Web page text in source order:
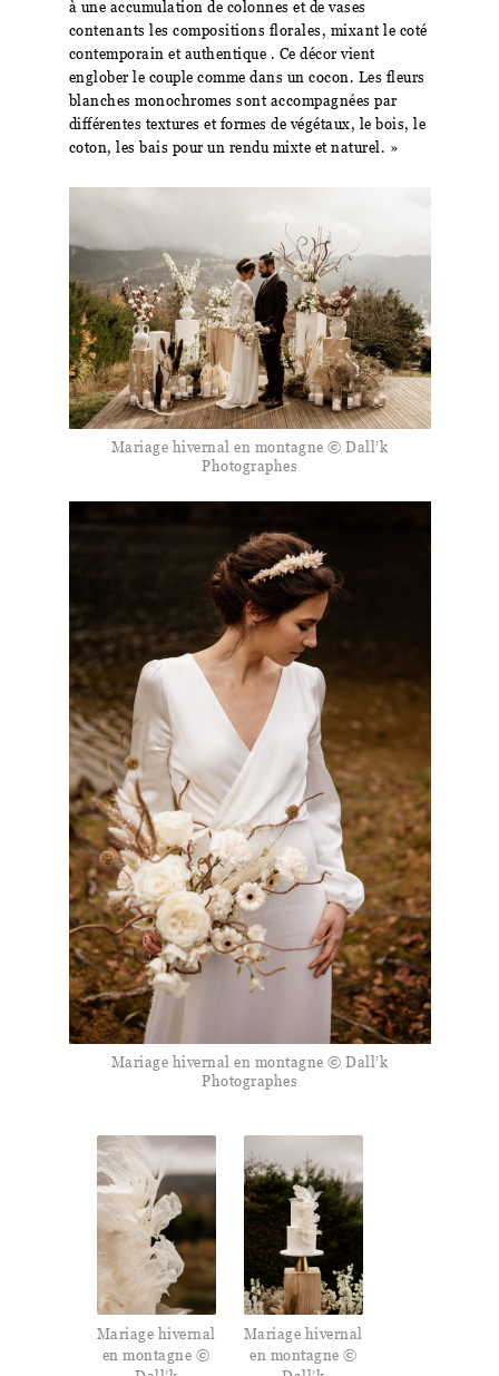
à une accumulation de colonnes et de vases
contenants les compositions florales, mixant le coté
contemporain et authentique . Ce décor vient
englober le couple comme dans un cocon. Les fleurs
blanches monochromes sont accompagnées par
différentes textures et formes de végétaux, le bois, le
coton, les bais pour un rendu mixte et naturel. »
Mariage hivernal en montagne © Dall’k
Photographes
Mariage hivernal en montagne © Dall’k
Photographes
Mariage hivernal
en montagne ©
Mariage hivernal
en montagne ©